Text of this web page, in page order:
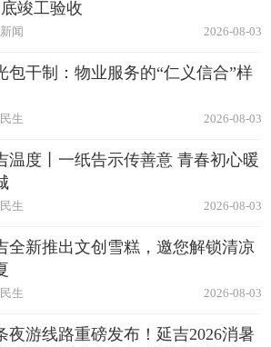
竣工验收
2026-08-03
闻
包干制：物业服务的“仁义信合”样
2026-08-03
生
温度丨一纸告示传善意 青春初心暖
2026-08-03
生
全新推出文创雪糕，邀您解锁清凉
2026-08-03
生
夜游线路重磅发布！延吉2026消暑